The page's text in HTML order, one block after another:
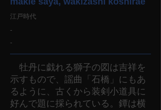
江戸時代
-
-
牡丹に戯れる獅子の図は吉祥を
示すもので、謡曲「石橋」にもあ
るように、古くから装剣小道具に
好んで題に採られている。鐔は横